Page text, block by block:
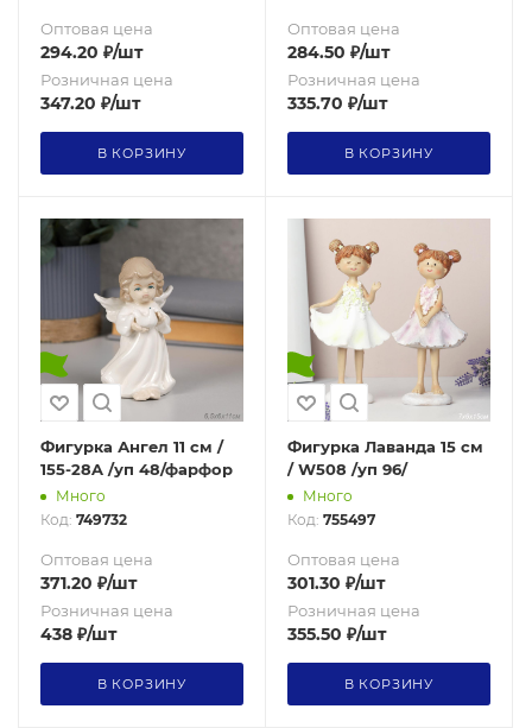
Оптовая цена
294.20 ₽/шт
Розничная цена
347.20 ₽/шт
В КОРЗИНУ
Оптовая цена
284.50 ₽/шт
Розничная цена
335.70 ₽/шт
В КОРЗИНУ
Фигурка Ангел 11 см /
155-28A /уп 48/фарфор
Много
Код: 749732
Оптовая цена
371.20 ₽/шт
Розничная цена
438 ₽/шт
В КОРЗИНУ
Фигурка Лаванда 15 см
/ W508 /уп 96/
Много
Код: 755497
Оптовая цена
301.30 ₽/шт
Розничная цена
355.50 ₽/шт
В КОРЗИНУ